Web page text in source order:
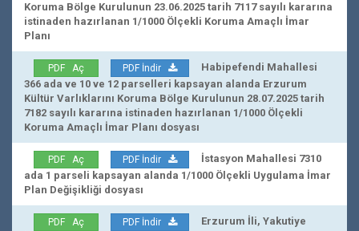
Koruma Bölge Kurulunun 23.06.2025 tarih 7117 sayılı kararına
istinaden hazırlanan 1/1000 Ölçekli Koruma Amaçlı İmar
Planı
PDF Aç PDF İndir
Habipefendi Mahallesi
366 ada ve 10 ve 12 parselleri kapsayan alanda Erzurum
Kültür Varlıklarını Koruma Bölge Kurulunun 28.07.2025 tarih
7182 sayılı kararına istinaden hazırlanan 1/1000 Ölçekli
Koruma Amaçlı İmar Planı dosyası
PDF Aç PDF İndir
İstasyon Mahallesi 7310
ada 1 parseli kapsayan alanda 1/1000 Ölçekli Uygulama İmar
Plan Değişikliği dosyası
PDF Aç PDF İndir
Erzurum İli, Yakutiye